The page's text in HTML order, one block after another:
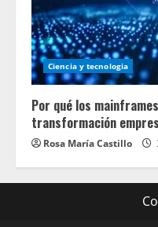
Ciencia y tecnologia
Por qué los
transformación
Rosa María Castillo